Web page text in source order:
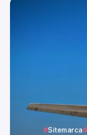
Sitemarca